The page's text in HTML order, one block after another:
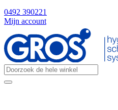
0492 390221
Mijn account